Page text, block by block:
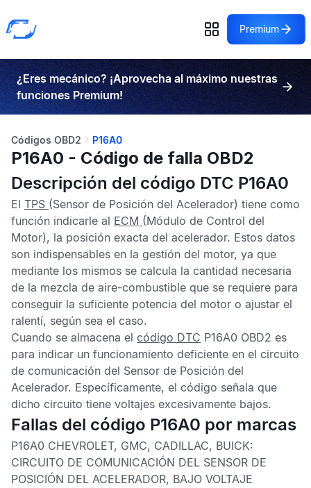
Premium
¿Eres mecánico? ¡Aprovecha al máximo nuestras
funciones Premium!
Códigos OBD2 P16A0
P16A0 - Código de falla OBD2
Descripción del código DTC P16A0
El TPS (Sensor de Posición del Acelerador) tiene como
función indicarle al ECM (Módulo de Control del
Motor), la posición exacta del acelerador. Estos datos
son indispensables en la gestión del motor, ya que
mediante los mismos se calcula la cantidad necesaria
de la mezcla de aire-combustible que se requiere para
conseguir la suficiente potencia del motor o ajustar el
ralentí, según sea el caso.
Cuando se almacena el código DTC P16A0 OBD2 es
para indicar un funcionamiento deficiente en el circuito
de comunicación del Sensor de Posición del
Acelerador. Específicamente, el código señala que
dicho circuito tiene voltajes excesivamente bajos.
Fallas del código P16A0 por marcas
P16A0 CHEVROLET, GMC, CADILLAC, BUICK:
CIRCUITO DE COMUNICACIÓN DEL SENSOR DE
POSICIÓN DEL ACELERADOR, BAJO VOLTAJE